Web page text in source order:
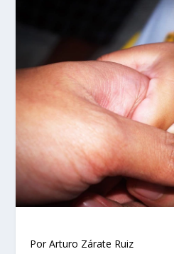
Por Arturo Zárate Ruiz